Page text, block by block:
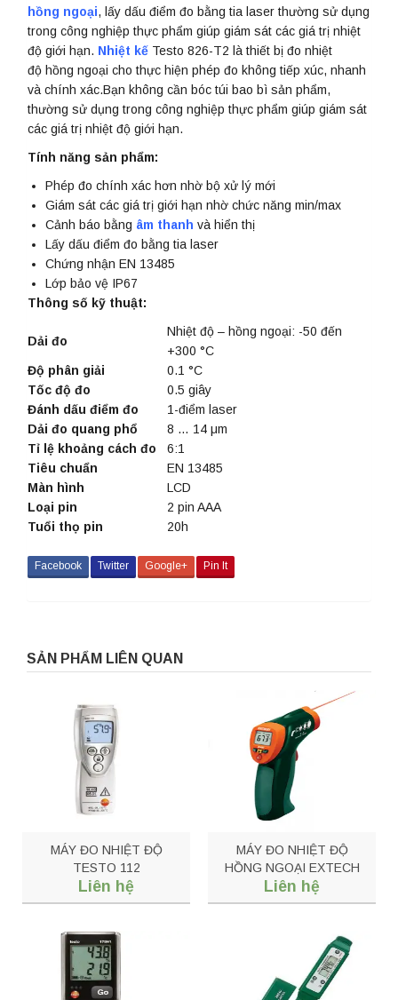
hồng ngoại, lấy dấu điểm đo bằng tia laser thường sử dụng
trong công nghiệp thực phẩm giúp giám sát các giá trị nhiệt
độ giới hạn. Nhiệt kế Testo 826-T2 là thiết bị đo nhiệt
độ hồng ngoại cho thực hiện phép đo không tiếp xúc, nhanh
và chính xác.Bạn không cần bóc túi bao bì sản phẩm,
thường sử dụng trong công nghiệp thực phẩm giúp giám sát
các giá trị nhiệt độ giới hạn.
Tính năng sản phẩm:
Phép đo chính xác hơn nhờ bộ xử lý mới
Giám sát các giá trị giới hạn nhờ chức năng min/max
Cảnh báo bằng âm thanh và hiển thị
Lấy dấu điểm đo bằng tia laser
Chứng nhận EN 13485
Lớp bảo vệ IP67
Thông số kỹ thuật:
Dải đo
Nhiệt độ – hồng ngoại: -50 đến
+300 °C
Độ phân giải
0.1 °C
Tốc độ đo
0.5 giây
Đánh dấu điểm đo
1-điểm laser
Dải đo quang phổ
8 … 14 μm
Tỉ lệ khoảng cách đo
6:1
Tiêu chuẩn
EN 13485
Màn hình
LCD
Loại pin
2 pin AAA
Tuổi thọ pin
20h
Facebook Twitter Google+ Pin It
SẢN PHẨM LIÊN QUAN
MÁY ĐO NHIỆT ĐỘ
TESTO 112
Liên hệ
MÁY ĐO NHIỆT ĐỘ
HỒNG NGOẠI EXTECH
IR400
Liên hệ